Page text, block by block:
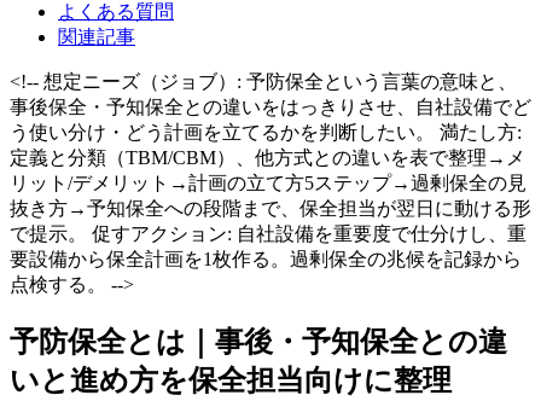
よくある質問
関連記事
<!-- 想定ニーズ（ジョブ）: 予防保全という言葉の意味と、
事後保全・予知保全との違いをはっきりさせ、自社設備でど
う使い分け・どう計画を立てるかを判断したい。 満たし方:
定義と分類（TBM/CBM）、他方式との違いを表で整理→メ
リット/デメリット→計画の立て方5ステップ→過剰保全の見
抜き方→予知保全への段階まで、保全担当が翌日に動ける形
で提示。 促すアクション: 自社設備を重要度で仕分けし、重
要設備から保全計画を1枚作る。過剰保全の兆候を記録から
点検する。 -->
予防保全とは｜事後・予知保全との違
いと進め方を保全担当向けに整理